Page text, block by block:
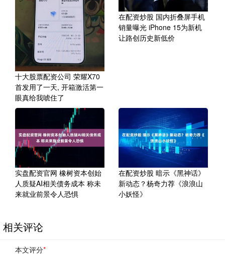
十大股票配资公司 荣耀X70
首发用了一天, 开箱激活第一
眼真给我唬住了
在配资炒股 国内折叠屏手机
销量曝光 iPhone 15为新机
让路创历史新低价
实盘配资官网 橡树资本创始
人质疑AI相关债务成本 称未
来就业前景令人恐惧
在配资炒股 暗示《黑神话》
新动态？杨奇力荐《浪浪山
小妖怪》
相关评论
本文评分*